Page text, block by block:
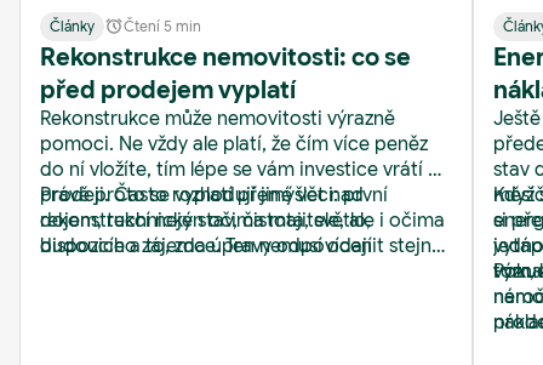
Články Čtení 5 min
Rekonstrukce nemovitosti: co se
před prodejem vyplatí
Rekonstrukce může nemovitosti výrazně
pomoci. Ne vždy ale platí, že čím více peněz
do ní vložíte, tím lépe se vám investice vrátí při
prodeji. Často rozhodují jiné věci: první
dojem, technický stav, čistota, světlo,
dispozice a to, zda úpravy odpovídají
Právě proto se vyplatí přemýšlet nad
rekonstrukcí nejen očima majitele, ale i očima
budoucího zájemce. Ten nemusí ocenit stejný
stav
tom,
Když
si